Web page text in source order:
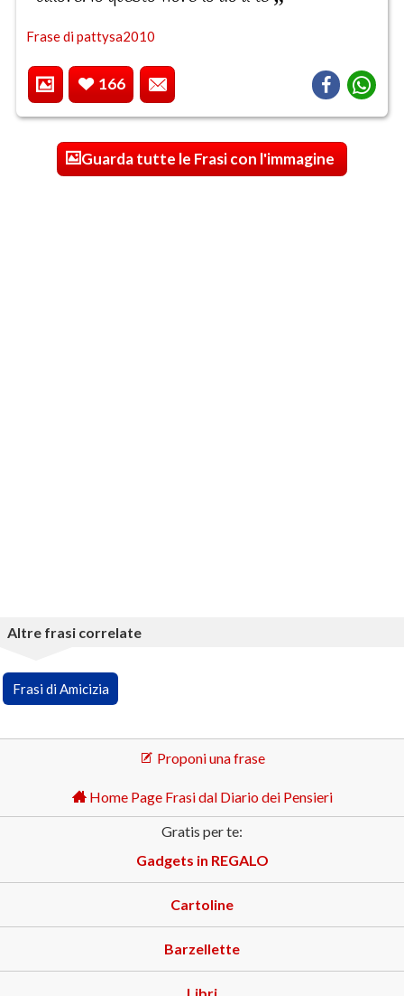
Frase di pattysa2010
166
Guarda tutte le Frasi con l'immagine
Altre frasi correlate
Frasi di Amicizia
Proponi una frase
Home Page Frasi dal Diario dei Pensieri
Gratis per te:
Gadgets in REGALO
Cartoline
Barzellette